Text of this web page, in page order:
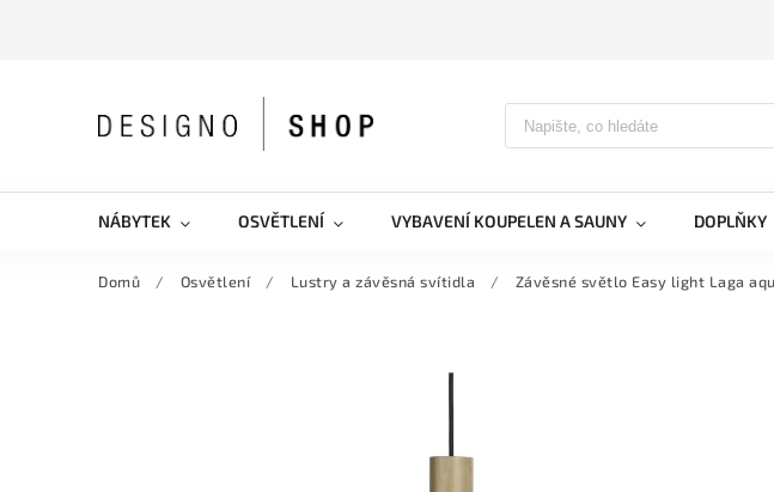
NÁBYTEK OSVĚTLENÍ VYBAVENÍ KOUPELEN A SAUNY DOPLŇKY
Domů / Osvětlení / Lustry a závěsná svítidla / Závěsné světlo Easy light Laga